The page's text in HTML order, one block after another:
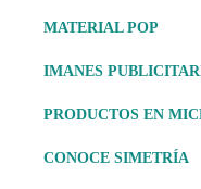
MATERIAL POP
IMANES
PRODUCTOS EN
CONOCE SIMETRÍA